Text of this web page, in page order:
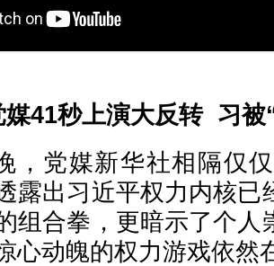
媒41秒上演大反转 习被
，党媒新华社相隔仅
露出习近平权力内核已
组合拳，更暗示了个人
心动魄的权力游戏依然